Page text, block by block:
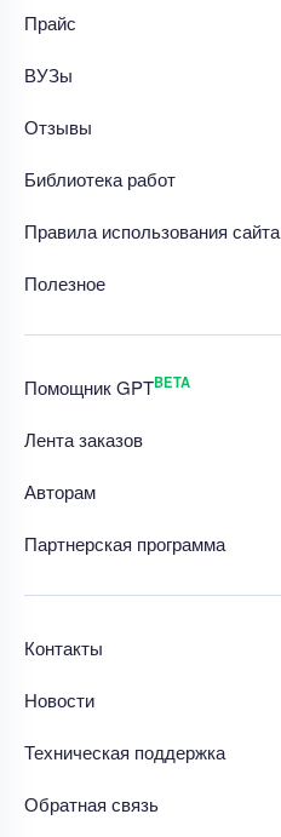
Прайс
ВУЗы
Отзывы
Библиотека работ
Правила использования сайта
Полезное
Помощник GPTBETA
Лента заказов
Авторам
Партнерская программа
Контакты
Новости
Техническая поддержка
Обратная связь